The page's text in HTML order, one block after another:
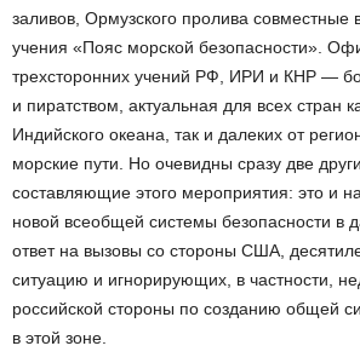
заливов, Ормузского пролива совместные
учения «Пояс морской безопасности».
трехсторонних учений РФ, ИРИ и КНР —
и пиратством, актуальная для всех стран
Индийского океана, так и далеких от
морские пути. Но очевидны сразу две
составляющие этого мероприятия: это и
новой всеобщей системы безопасности в
ответ на вызовы со стороны США,
ситуацию и игнорирующих, в частности,
российской стороны по созданию общей
в этой зоне.